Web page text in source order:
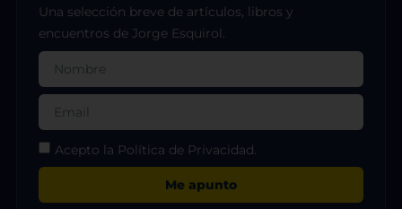
Una selección breve de artículos, libros y
encuentros de Jorge Esquirol.
Acepto la Política de Privacidad.
Me apunto